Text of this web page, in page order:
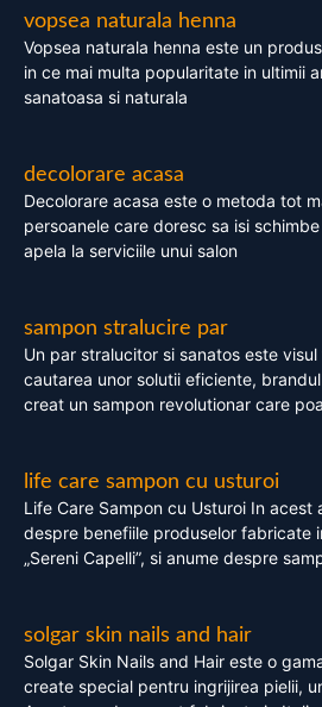
vopsea naturala henna
Vopsea naturala henna este un
in ce mai multa popularitate in ultimii
sanatoasa si naturala
decolorare acasa
Decolorare acasa este o metoda tot
persoanele care doresc sa isi
apela la serviciile unui salon
sampon stralucire par
Un par stralucitor si sanatos este
cautarea unor solutii eficiente, brandul
creat un sampon revolutionar care
life care sampon cu usturoi
Life Care Sampon cu Usturoi In acest
despre benefiile produselor fabricate
„Sereni Capelli”, si anume despre
solgar skin nails and hair
Solgar Skin Nails and Hair este o
create special pentru ingrijirea pielii,